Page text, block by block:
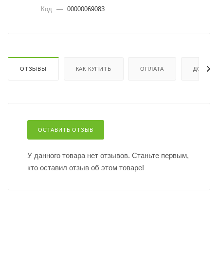
Код — 00000069083
ОТЗЫВЫ КАК КУПИТЬ ОПЛАТА
ОСТАВИТЬ ОТЗЫВ
У данного товара нет отзывов. Станьте первым,
кто оставил отзыв об этом товаре!